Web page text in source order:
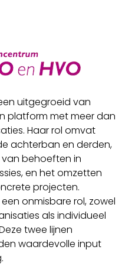
uitgegroeid van
platform met meer dan
Haar rol omvat
achterban en derden,
behoeften in
en het omzetten
projecten.
onmisbare rol, zowel
als individueel
twee lijnen
waardevolle input